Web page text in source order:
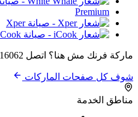
Premium
ماركة فرنك مش هنا؟ اتصل 16062 — احنا بنصلح كل الماركات.
شوف كل صفحات الماركات
مناطق الخدمة